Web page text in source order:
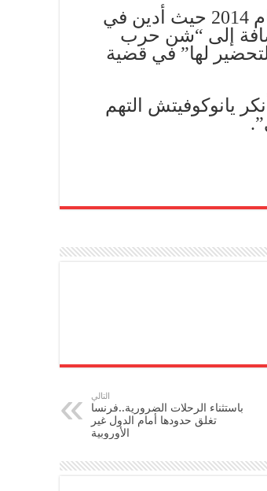
يذكر أن يانوكوفيتش تمت الإطاحة به عام 2014 حيث أدين في
إضافة إلى “شن حرب
لها” في قضية
13 سنة فيما أنكر يانوكوفيتش التهم
التالي
باستثناء الرحلات الضرورية..فرنسا
تغلق حدودها أمام الدول غير
الأوروبية